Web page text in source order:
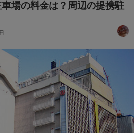
車場の料金は？周辺の提携駐